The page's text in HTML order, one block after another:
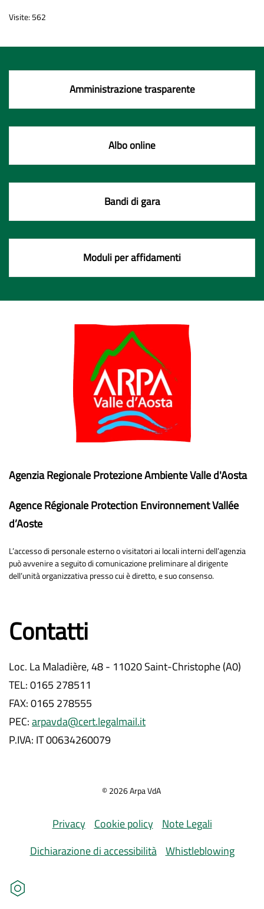
Visite: 562
Amministrazione trasparente
Albo online
Bandi di gara
Moduli per affidamenti
Agenzia Regionale Protezione Ambiente Valle d'Aosta
Agence Régionale Protection Environnement Vallée
d’Aoste
L’accesso di personale esterno o visitatori ai locali interni dell’agenzia
può avvenire a seguito di comunicazione preliminare al dirigente
dell’unità organizzativa presso cui è diretto, e suo consenso.
Contatti
Loc. La Maladière, 48 - 11020 Saint-Christophe (A0)
TEL: 0165 278511
FAX: 0165 278555
PEC:arpavda@cert.legalmail.it
P.IVA: IT 00634260079
©2026Arpa VdA
Privacy Cookie policy
Note Legali
Dichiarazione di accessibilità Whistleblowing